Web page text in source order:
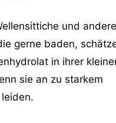
und andere
gerne baden,
in ihrer
sie an zu starkem